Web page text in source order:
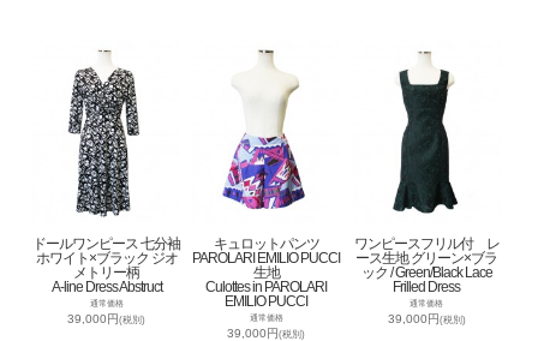
ドールワンピース 七分袖
ホワイト×ブラック ジオ
メトリー柄
A-line Dress Abstruct
通常価格
39,000円(税別)
キュロットパンツ
PAROLARI EMILIO PUCCI
生地
Culottes in PAROLARI
EMILIO PUCCI
通常価格
39,000円(税別)
ワンピースフリル付 レ
ース生地 グリーン×ブラ
ック / Green/Black Lace
Frilled Dress
通常価格
39,000円(税別)